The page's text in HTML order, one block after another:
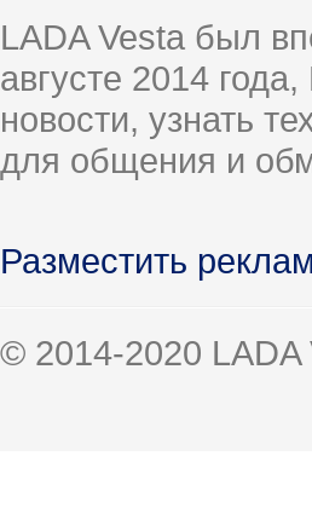
LADA Vesta был
августе 2014
новости, узнать
для общения и
Разместить
© 2014-2020